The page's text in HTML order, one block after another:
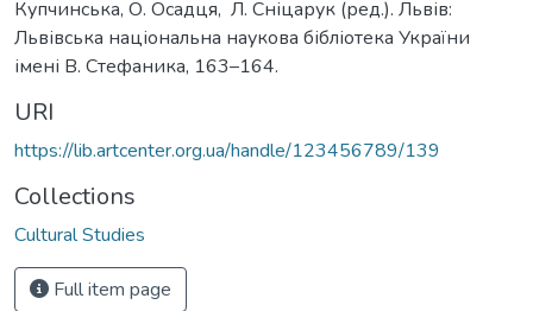
Купчинська, О. Осадця, Л. Сніцарук (ред.). Львів:
Львівська національна наукова бібліотека України
імені В. Стефаника, 163–164.
URI
https://lib.artcenter.org.ua/handle/123456789/139
Collections
Cultural Studies
Full item page